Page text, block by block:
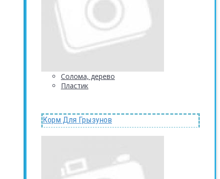
Солома, дерево
Пластик
Корм Для Грызунов